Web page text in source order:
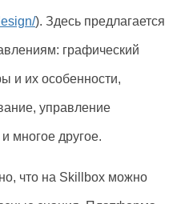
). Здесь предлагается
графический
и их особенности,
управление
многое другое.
что на Skillbox можно